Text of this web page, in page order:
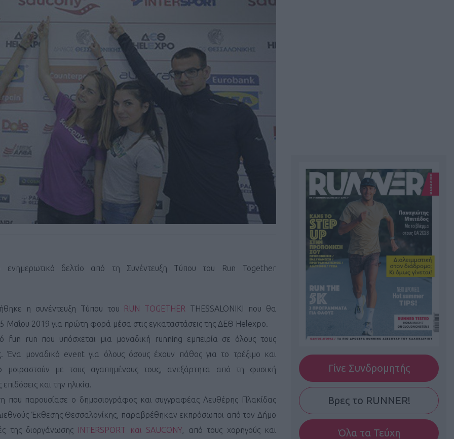
ενημερωτικό δελτίο από τη Συνέντευξη Τύπου του Run Together
η συνέντευξη Τύπου του RUN TOGETHER THESSALONIKI που θα
5 Μαΐου 2019 για πρώτη φορά μέσα στις εγκαταστάσεις της ΔΕΘ Helexpo.
fun run που υπόσχεται μια μοναδική running εμπειρία σε όλους τους
Ένα μοναδικό event για όλους όσους έχουν πάθος για το τρέξιμο και
μοιραστούν με τους αγαπημένους τους, ανεξάρτητα από τη φυσική
και την ηλικία.
που παρουσίασε ο δημοσιογράφος και συγγραφέας Λευθέρης Πλακίδας
Έκθεσης Θεσσαλονίκης, παραβρέθηκαν εκπρόσωποι από τον Δήμο
της διοργάνωσης INTERSPORT και SAUCONY, από τους χορηγούς και
Γίνε Συνδρομητής
Βρες το RUNNER!
Όλα τα Τεύχη